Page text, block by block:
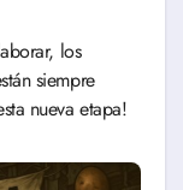
los
siempre
nueva etapa!